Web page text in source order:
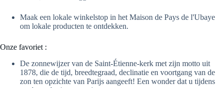
Maak een lokale winkelstop in het Maison de Pays de l'Ubaye
om lokale producten te ontdekken.
Onze favoriet :
De zonnewijzer van de Saint-Étienne-kerk met zijn motto uit
1878, die de tijd, breedtegraad, declinatie en voortgang van de
zon ten opzichte van Parijs aangeeft! Een wonder dat u tijdens